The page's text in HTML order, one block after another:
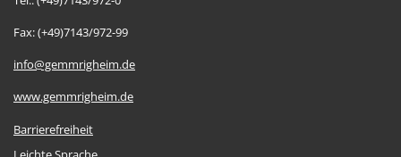
Fax: (+49)7143/972-99
info@gemmrigheim.de
www.gemmrigheim.de
Barrierefreiheit